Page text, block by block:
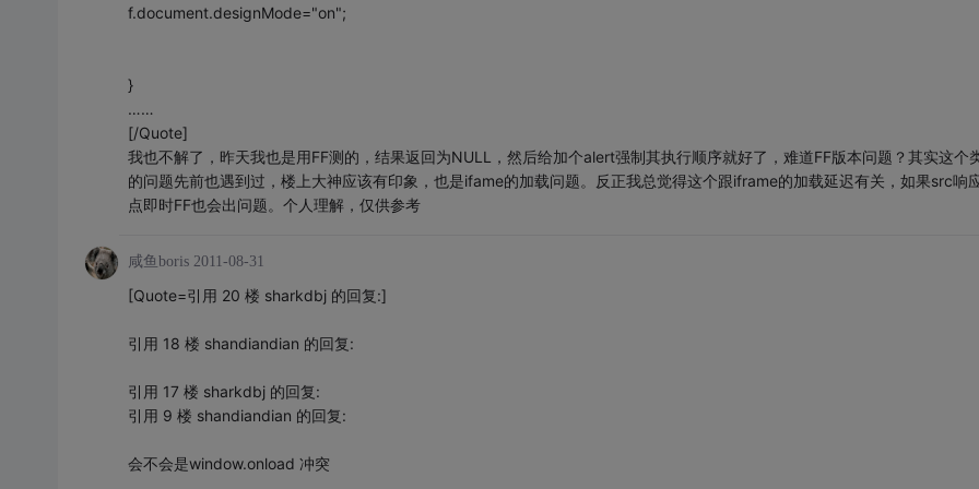
f.document.designMode="on";
}
……
[/Quote]
我也不解了，昨天我也是用FF测的，结果返回为NULL，然后给加个alert强制其执行顺序就好了，难道FF版本问题？其实这个
的问题先前也遇到过，楼上大神应该有印象，也是ifame的加载问题。反正我总觉得这个跟iframe的加载延迟有关，如果src响
点即时FF也会出问题。个人理解，仅供参考
咸鱼boris 2011-08-31
[Quote=引用 20 楼 sharkdbj 的回复:]
引用 18 楼 shandiandian 的回复:
引用 17 楼 sharkdbj 的回复:
引用 9 楼 shandiandian 的回复:
会不会是window.onload 冲突